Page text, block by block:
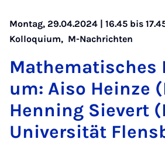
Montag, 29.04.2024 | 16.45 bis
Kolloquium, M-Nachrichten
um: Ai­so Hein­ze
Hen­ning Sie­vert
Uni­ver­si­tät